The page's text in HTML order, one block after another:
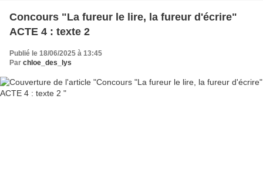
Concours "La fureur le lire, la fureur d'écrire"
ACTE 4 : texte 2
Publié le 18/06/2025 à 13:45
Par chloe_des_lys